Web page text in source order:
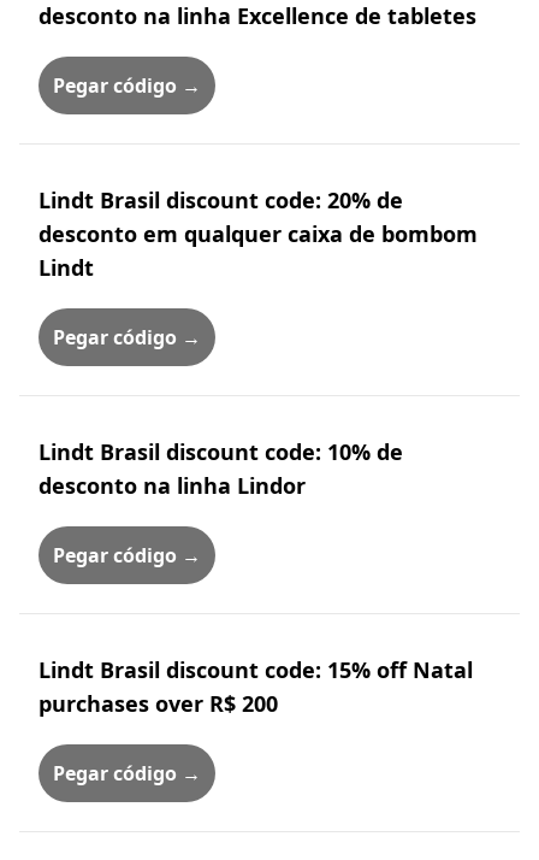
desconto na linha Excellence de tabletes
Pegar código →
Lindt Brasil discount code: 20% de
desconto em qualquer caixa de bombom
Lindt
Pegar código →
Lindt Brasil discount code: 10% de
desconto na linha Lindor
Pegar código →
Lindt Brasil discount code: 15% off Natal
purchases over R$ 200
Pegar código →